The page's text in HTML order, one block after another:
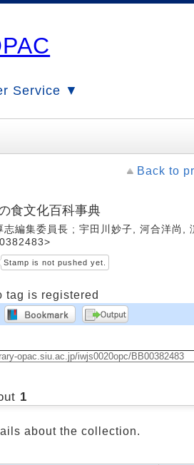
Service ▼
Back to
食文化百科事典
志編集委員長 ; 宇田川妙子, 河合洋尚,
Stamp is not pushed yet.
tag is registered
1
about the collection.